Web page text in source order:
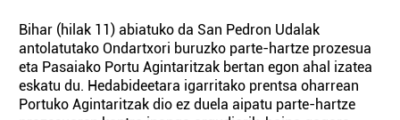
Bihar (hilak 11) abiatuko da San Pedron Udalak
antolatutako Ondartxori buruzko parte-hartze prozesua
eta Pasaiako Portu Agintaritzak bertan egon ahal izatea
eskatu du. Hedabideetara igarritako prentsa oharrean
Portuko Agintaritzak dio ez duela aipatu parte-hartze